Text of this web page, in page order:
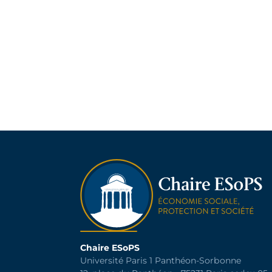
Chaire ESoPS
Université Paris 1 Panthéon-Sorbonne